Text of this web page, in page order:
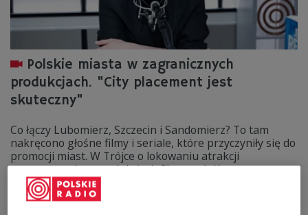
Polskie miasta w zagranicznych
produkcjach. "City placement jest
skuteczny"
Co łączy Lubomierz, Szczecin i Sandomierz? To tam
nakręcono głośne filmy i seriale, które przyczyniły się do
promocji miast. W Trójce o lokowaniu atrakcji
turystycznych w produkcjach filmowych Katarzyna
Borowiecka rozmawiała z ekspertem od marketingu
miejsc Robertem Stępowskim.